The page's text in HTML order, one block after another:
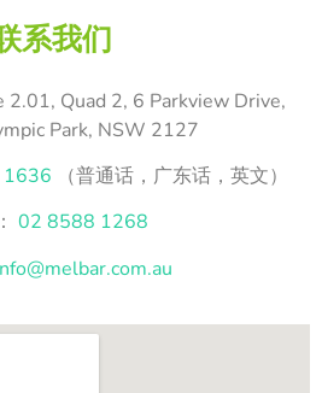
系我们
2.01, Quad 2, 6 Parkview Drive,
Park, NSW 2127
（普通话，广东话，英文）
02 8588 1268